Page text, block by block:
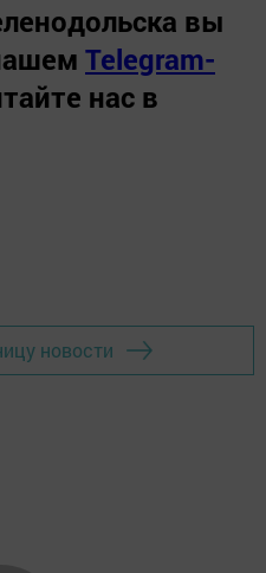
вы
Telegram-
нас в
новости